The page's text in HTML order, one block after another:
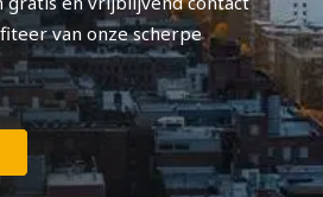
van onze scherpe